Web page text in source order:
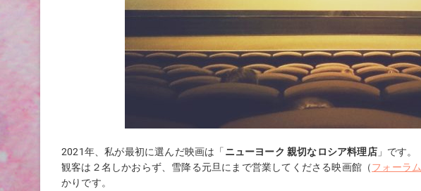
2021年、私が最初に選んだ映画は「 ニューヨーク 親切なロシア料理店」です。
観客は２名しかおらず、雪降る元旦にまで営業してくださる映画館（フォーラム
かりです。